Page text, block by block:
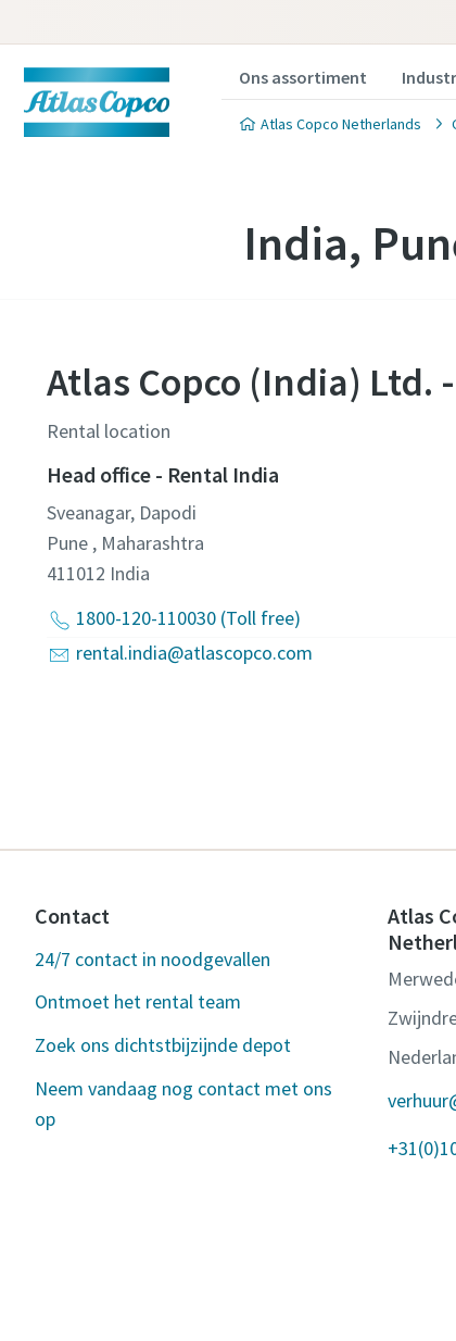
Ons assortiment
Atlas Copco Netherlands
India,
Atlas Copco (India) Ltd.
Rental location
Head office - Rental India
Sveanagar, Dapodi
Pune , Maharashtra
411012 India
1800-120-110030 (Toll free)
rental.india@atlascopco.com
Contact
24/7 contact in noodgevallen
Ontmoet het rental team
Zoek ons dichtstbijzijnde depot
Neem vandaag nog contact met ons
op
Atlas